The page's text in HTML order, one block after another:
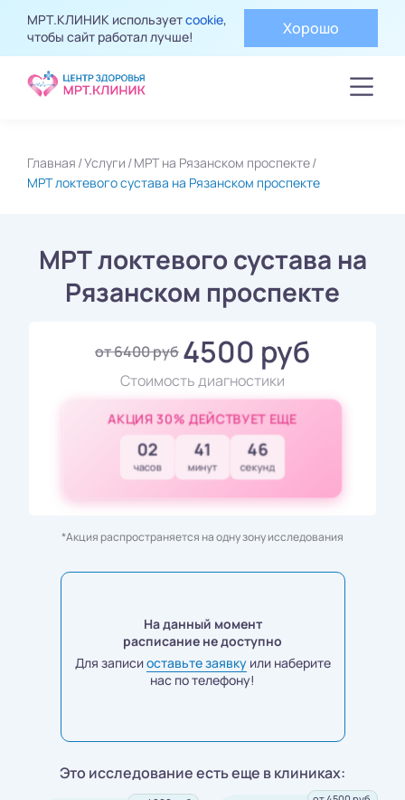
МРТ.КЛИНИК используетcookie,
чтобы сайт работал лучше!
Хорошо
Главная Услуги МРТ на Рязанском проспекте
МРТ локтевого сустава на Рязанском проспекте
МРТ локтевого сустава на
Рязанском проспекте
от 6400 руб 4500 руб
Стоимость диагностики
АКЦИЯ 30% ДЕЙСТВУЕТ ЕЩЕ
02
часов
41
минут
45
секунд
*Акция распространяется на одну зону исследования
На данный момент
расписание не доступно
Для записиоставьте заявкуили наберите
нас по телефону!
Это исследование есть еще в клиниках: